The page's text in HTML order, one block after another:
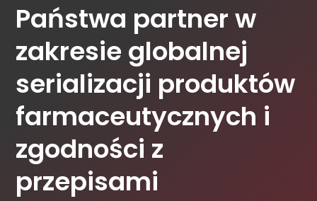
Państwa partner w
zakresie globalnej
serializacji produktów
farmaceutycznych i
zgodności z
przepisami